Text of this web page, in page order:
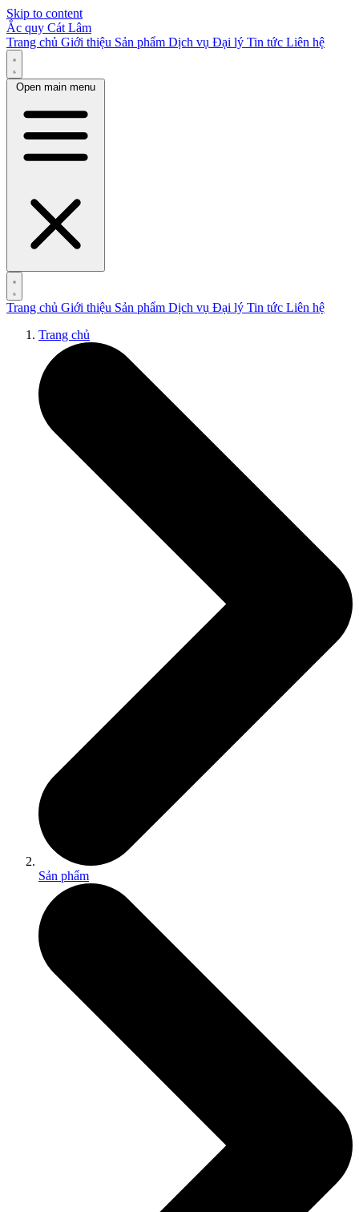
Skip to content
Ắc quy Cát Lâm
Trang chủ Giới thiệu Sản phẩm Dịch vụ Đại lý Tin tức Liên hệ
Open main menu
Trang chủ Giới thiệu Sản phẩm Dịch vụ Đại lý Tin tức Liên hệ
Trang chủ
Sản phẩm